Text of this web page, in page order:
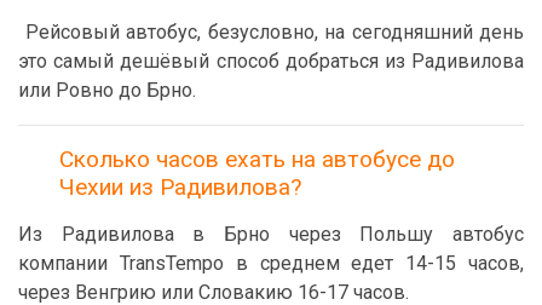
Рейсовый автобус, безусловно, на сегодняшний день
это самый дешёвый способ добраться из Радивилова
или Ровно до Брно.
Сколько часов ехать на автобусе до
Чехии из Радивилова?
Из Радивилова в Брно через Польшу автобус
компании TransTempo в среднем едет 14-15 часов,
через Венгрию или Словакию 16-17 часов.